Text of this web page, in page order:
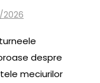
despre
meciurilor